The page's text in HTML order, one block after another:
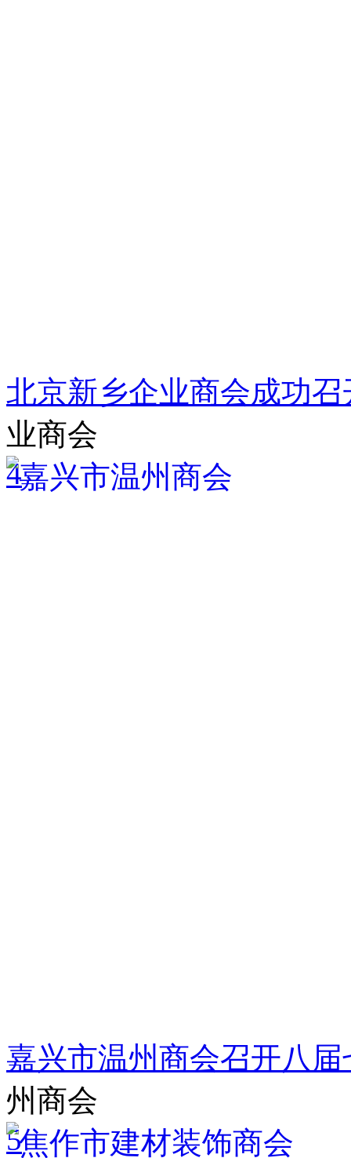
北京新乡企业商会成功
业商会
4
嘉兴市温州商会召开八
州商会
5